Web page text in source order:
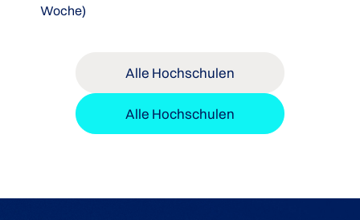
Woche)
Alle Hochschulen
Alle Hochschulen